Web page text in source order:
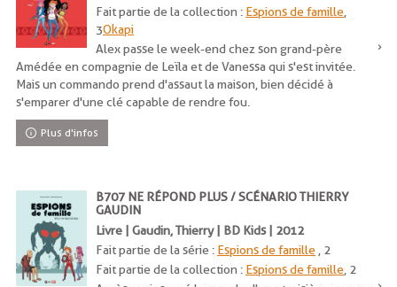
Fait partie de la collection : Espions de famille
3Okapi
Alex passe le week-end chez son grand-père
Amédée en compagnie de Leïla et de Vanessa qui s'est invitée.
Mais un commando prend d'assaut la maison, bien décidé à
s'emparer d'une clé capable de rendre fou.
Plus d'infos
B707 NE RÉPOND PLUS / SCÉNARIO THIERRY
GAUDIN
Livre | Gaudin, Thierry | BD Kids | 2012
Fait partie de la série : Espions de famille , 2
Fait partie de la collection : Espions de famille , 2